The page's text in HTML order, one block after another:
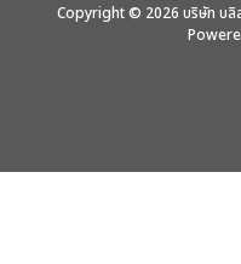
Copyright © 2026 บริษัท บลิ